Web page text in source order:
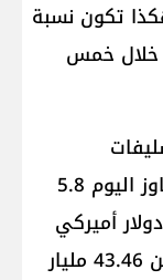
تكون نسبة
في حجم الودائع نحو 47% خلال خمس
الممنوحة للقطاع الخاص المقيم يتجاوز اليوم 5.8
بنحو 49.26 مليار دولار أميركي
في أيّار 2019. وهذا ما يعني أكثر من 43.46 مليار